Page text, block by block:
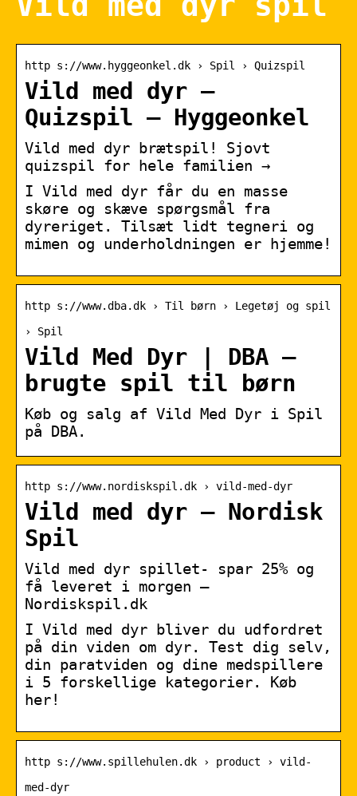
http s://www.hyggeonkel.dk › Spil › Quizspil
Vild med dyr –
Quizspil – Hyggeonkel
Vild med dyr brætspil! Sjovt
quizspil for hele familien →
I Vild med dyr får du en masse
skøre og skæve spørgsmål fra
dyreriget. Tilsæt lidt tegneri og
mimen og underholdningen er hjemme!
http s://www.dba.dk › Til børn › Legetøj og spil
› Spil
Vild Med Dyr | DBA –
brugte spil til børn
Køb og salg af Vild Med Dyr i Spil
på DBA.
http s://www.nordiskspil.dk › vild-med-dyr
Vild med dyr – Nordisk
Spil
Vild med dyr spillet- spar 25% og
få leveret i morgen –
Nordiskspil.dk
I Vild med dyr bliver du udfordret
på din viden om dyr. Test dig selv,
din paratviden og dine medspillere
i 5 forskellige kategorier. Køb
her!
http s://www.spillehulen.dk › product › vild-
med-dyr